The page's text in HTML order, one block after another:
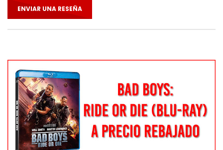
ENVIAR UNA RESEÑA